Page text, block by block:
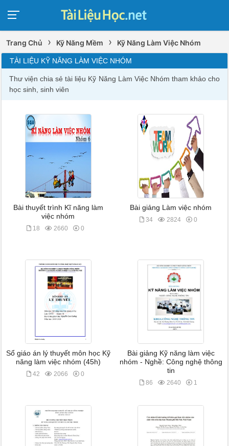
Trang Chủ › Kỹ Năng Mềm › Kỹ Năng Làm Việc Nhóm
TÀI LIỆU KỸ NĂNG LÀM VIỆC NHÓM
Thư viện chia sẻ tài liệu Kỹ Năng Làm Việc Nhóm tham khảo cho
học sinh, sinh viên
Bài thuyết trình Kĩ năng làm
việc nhóm
18 2660 0
Bài giảng Làm việc nhóm
34 2824 0
Sổ giáo án lý thuyết môn học Kỹ
năng làm việc nhóm (45h)
42 2066 0
Bài giảng Kỹ năng làm việc
nhóm - Nghề: Công nghệ thông
tin
86 2640 1